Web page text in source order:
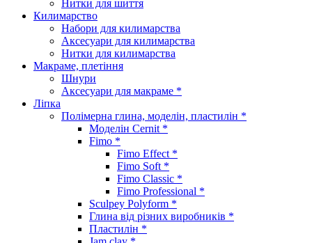
Нитки для шиття
Килимарство
Набори для килимарства
Аксесуари для килимарства
Нитки для килимарства
Макраме, плетіння
Шнури
Аксесуари для макраме *
Ліпка
Полімерна глина, моделін, пластилін *
Моделін Cernit *
Fimo *
Fimo Effect *
Fimo Soft *
Fimo Classic *
Fimo Professional *
Sculpey Polyform *
Глина від різних виробників *
Пластилін *